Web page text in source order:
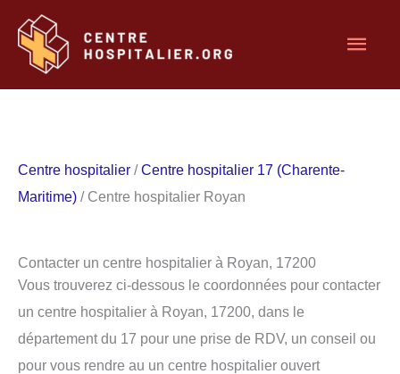
contenu
Centre hospitalier /Centre hospitalier 17 (Charente-
Maritime) / Centre hospitalier Royan
Contacter un centre hospitalier à Royan, 17200
Vous trouverez ci-dessous le coordonnées pour contacter
un centre hospitalier à Royan, 17200, dans le
département du 17 pour une prise de RDV, un conseil ou
pour vous rendre au un centre hospitalier ouvert